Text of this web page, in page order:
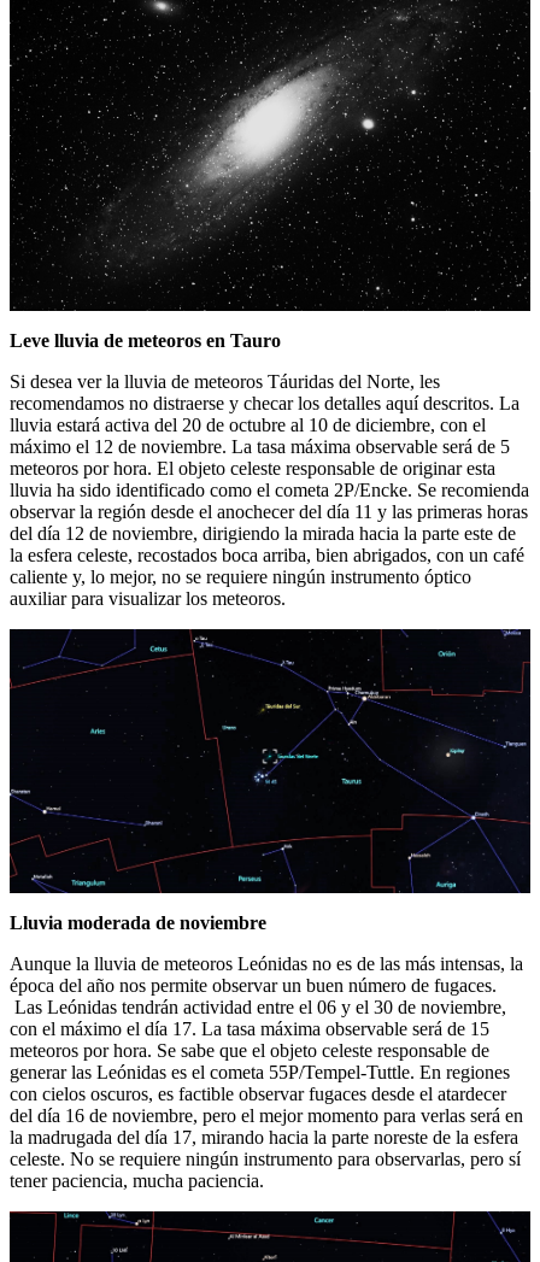
Leve lluvia de meteoros en Tauro
Si desea ver la lluvia de meteoros Táuridas del Norte, les
recomendamos no distraerse y checar los detalles aquí descritos. La
lluvia estará activa del 20 de octubre al 10 de diciembre, con el
máximo el 12 de noviembre. La tasa máxima observable será de 5
meteoros por hora. El objeto celeste responsable de originar esta
lluvia ha sido identificado como el cometa 2P/Encke. Se recomienda
observar la región desde el anochecer del día 11 y las primeras horas
del día 12 de noviembre, dirigiendo la mirada hacia la parte este de
la esfera celeste, recostados boca arriba, bien abrigados, con un café
caliente y, lo mejor, no se requiere ningún instrumento óptico
auxiliar para visualizar los meteoros.
Lluvia moderada de noviembre
Aunque la lluvia de meteoros Leónidas no es de las más intensas, la
época del año nos permite observar un buen número de fugaces.
Las Leónidas tendrán actividad entre el 06 y el 30 de noviembre,
con el máximo el día 17. La tasa máxima observable será de 15
meteoros por hora. Se sabe que el objeto celeste responsable de
generar las Leónidas es el cometa 55P/Tempel-Tuttle. En regiones
con cielos oscuros, es factible observar fugaces desde el atardecer
del día 16 de noviembre, pero el mejor momento para verlas será en
la madrugada del día 17, mirando hacia la parte noreste de la esfera
celeste. No se requiere ningún instrumento para observarlas, pero sí
tener paciencia, mucha paciencia.